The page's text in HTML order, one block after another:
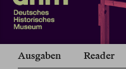
Ausgaben Reader